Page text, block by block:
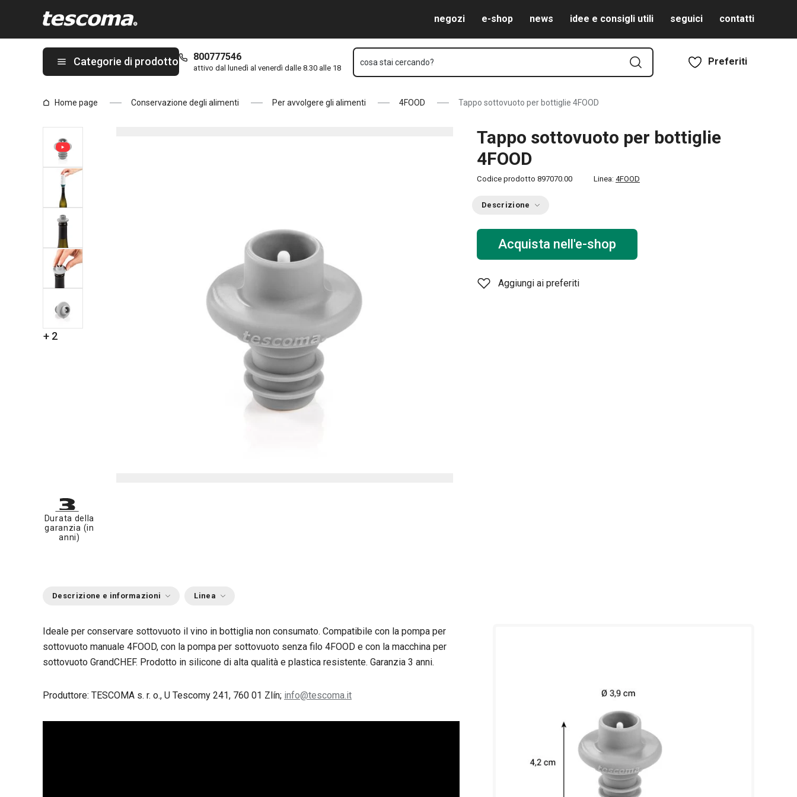
negozi e-shop news idee e consigli utili seguici contatti
Categorie di prodotto 800777546
attivo dal lunedì al venerdì dalle 8.30 alle 18
cosa stai cercando? Preferiti
Home page Conservazione degli alimenti Per avvolgere gli alimenti 4FOOD Tappo sottovuoto per bottiglie 4FOOD
+ 2
Tappo sottovuoto per bottiglie
4FOOD
Codice prodotto 897070.00 Linea: 4FOOD
Descrizione
Acquista nell'e-shop
Aggiungi ai preferiti
Durata della
garanzia (in
anni)
Descrizione e informazioni Linea
Ideale per conservare sottovuoto il vino in bottiglia non consumato. Compatibile con la pompa per
sottovuoto manuale 4FOOD, con la pompa per sottovuoto senza filo 4FOOD e con la macchina per
sottovuoto GrandCHEF. Prodotto in silicone di alta qualità e plastica resistente. Garanzia 3 anni.
Produttore: TESCOMA s. r. o., U Tescomy 241, 760 01 Zlín; info@tescoma.it